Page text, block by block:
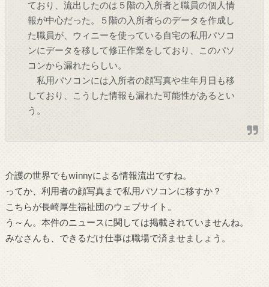
ており、流出したのは５階の入所者と職員の個人情
報が中心だった。５階の入所者らのデータを作成し
た職員が、ウィニーを使っている自宅の私用パソコ
ンにデータを移して修正作業をしており、このパソ
コンから漏れたらしい。
私用パソコンには入所者の顔写真や生年月日も移
しており、こうした情報も漏れた可能性があるとい
う。
介護の世界でもwinnyによる情報流出ですね。
ってか、利用者の顔写真まで私用パソコンに移すか？
こちらが長崎厚生福祉団のウェブサイト。
う～ん。本件のニュースに関しては掲載されていませんね。
みなさんも、できるだけ仕事は職場で済ませましょう。